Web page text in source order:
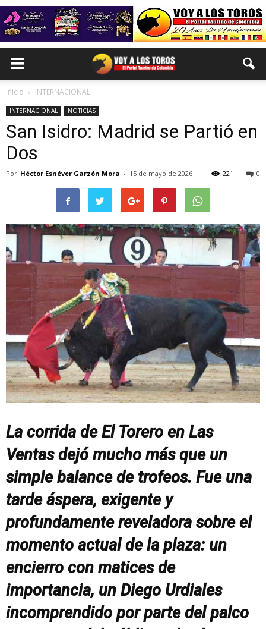
Inicio INTERNACIONAL
INTERNACIONAL NOTICIAS
San Isidro: Madrid se Partió en
Dos
Por Héctor Esnéver Garzón Mora - 15 de mayo de 2026 0
221
La corrida de El Torero en Las
Ventas dejó mucho más que un
simple balance de trofeos. Fue una
tarde áspera, exigente y
profundamente reveladora sobre el
momento actual de la plaza: un
encierro con matices de
importancia, un Diego Urdiales
incomprendido por parte del palco